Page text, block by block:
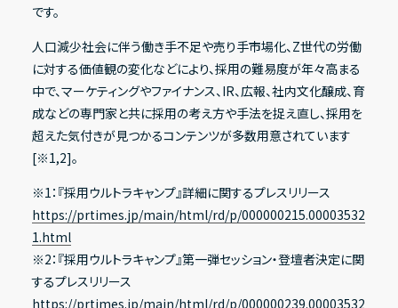
適時開示資料
株式情報
株式基本情報
株主総会資料
株価情報
その他
です。
人口減少社会に伴う働き手不足や売り手市場化、Z世代の労働
に対する価値観の変化などにより、採用の難易度が年々高まる
中で、マーケティングやファイナンス、IR、広報、社内文化醸成、育
成などの専門家と共に採用の考え方や手法を捉え直し、採用を
超えた気付きが見つかるコンテンツが多数用意されています
[※1,2]。
※1：『採用ウルトラキャンプ』詳細に関するプレスリリース
https://prtimes.jp/main/html/rd/p/000000215.00003532
1.html
※2：『採用ウルトラキャンプ』第一弾セッション・登壇者決定に関
するプレスリリース
https://prtimes.jp/main/html/rd/p/000000239.00003532